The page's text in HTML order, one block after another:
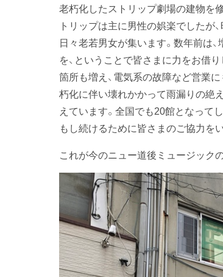
老朽化したストリップ劇場の建物を
トリップは主に男性の娯楽でしたが
日々老若男女が集います。数年前は
を、ということで皆さまに力をお借
箇所も増え、電気系の故障など営業
朽化に伴い壊れかかって雨漏りの絶
えています。全国でも20館となって
もし続けるために皆さまのご協力を
これが今のニュー道後ミュージック